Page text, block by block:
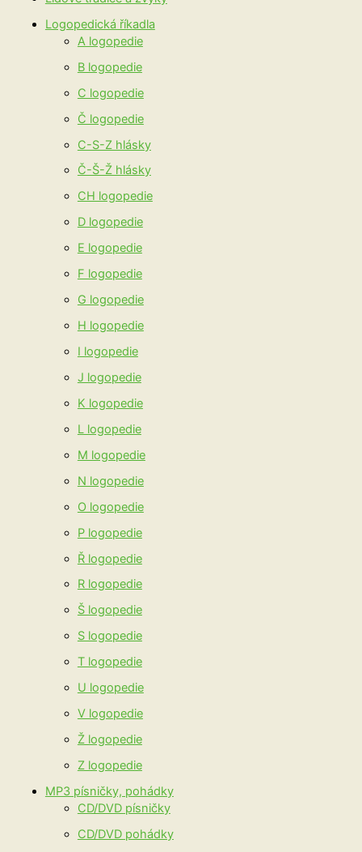
Logopedická říkadla
A logopedie
B logopedie
C logopedie
Č logopedie
C-S-Z hlásky
Č-Š-Ž hlásky
CH logopedie
D logopedie
E logopedie
F logopedie
G logopedie
H logopedie
I logopedie
J logopedie
K logopedie
L logopedie
M logopedie
N logopedie
O logopedie
P logopedie
Ř logopedie
R logopedie
Š logopedie
S logopedie
T logopedie
U logopedie
V logopedie
Ž logopedie
Z logopedie
MP3 písničky, pohádky
CD/DVD písničky
CD/DVD pohádky